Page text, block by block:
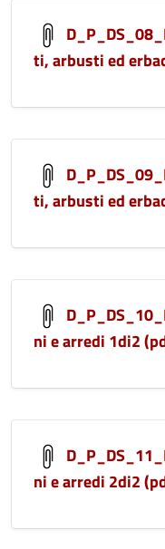
ti, arbusti ed
ti, arbusti ed
ni e arredi 1di2
ni e arredi 2di2